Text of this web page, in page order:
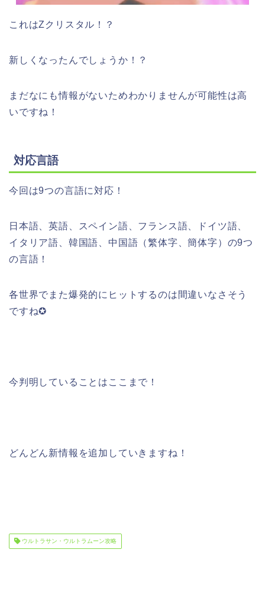
これはZクリスタル！？
新しくなったんでしょうか！？
まだなにも情報がないためわかりませんが可能性は高
いですね！
対応言語
今回は9つの言語に対応！
日本語、英語、スペイン語、フランス語、ドイツ語、
イタリア語、韓国語、中国語（繁体字、簡体字）の9つ
の言語！
各世界でまた爆発的にヒットするのは間違いなさそう
ですね✪
今判明していることはここまで！
どんどん新情報を追加していきますね！
ウルトラサン・ウルトラムーン攻略